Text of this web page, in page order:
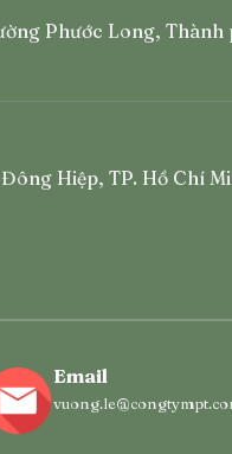
Phước Long, Thành
Hiệp, TP. Hồ Chí
Email